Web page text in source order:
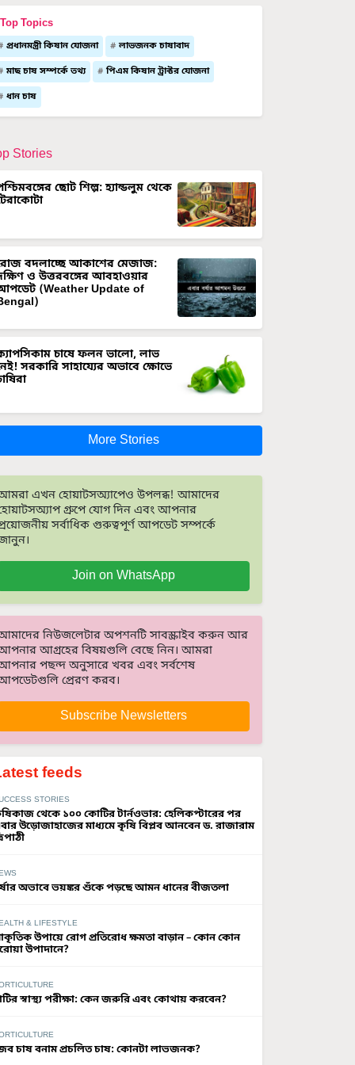
Topics
প্রধানমন্ত্রী কিষান যোজনা লাভজনক চাষাবাদ
মাছ চাষ সম্পর্কে তথ্য পিএম কিষান ট্রাক্টর যোজনা
ধান চাষ
Stories
ছোট শিল্প: হ্যান্ডলুম থেকে
বদলাচ্ছে আকাশের মেজাজ:
ও উত্তরবঙ্গের আবহাওয়ার
(Weather Update of
চাষে ফলন ভালো, লাভ
সরকারি সাহায্যের অভাবে ক্ষোভে
More Stories
এখন হোয়াটসঅ্যাপেও উপলব্ধ! আমাদের
গ্রুপে যোগ দিন এবং আপনার
সর্বাধিক গুরুত্বপূর্ণ আপডেট সম্পর্কে
Join on WhatsApp
নিউজলেটার অপশনটি সাবস্ক্রাইব করুন আর
আগ্রহের বিষয়গুলি বেছে নিন। আমরা
পছন্দ অনুসারে খবর এবং সর্বশেষ
প্রেরণ করব।
Subscribe Newsletters
feeds
STORIES
থেকে ১০০ কোটির টার্নওভার: হেলিকপ্টারের পর
উড়োজাহাজের মাধ্যমে কৃষি বিপ্লব আনবেন ড. রাজারাম
অভাবে ভয়ঙ্কর শুঁকে পড়ছে আমন ধানের বীজতলা
& LIFESTYLE
উপায়ে রোগ প্রতিরোধ ক্ষমতা বাড়ান – কোন কোন
উপাদানে?
স্বাস্থ্য পরীক্ষা: কেন জরুরি এবং কোথায় করবেন?
চাষ বনাম প্রচলিত চাষ: কোনটা লাভজনক?